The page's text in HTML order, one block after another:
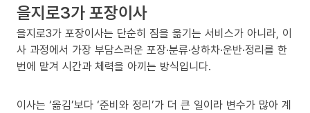
을지로3가 포장이사
을지로3가 포장이사는 단순히 짐을 옮기는 서비스가 아니라, 이
사 과정에서 가장 부담스러운 포장·분류·상하차·운반·정리를 한
번에 맡겨 시간과 체력을 아끼는 방식입니다.
이사는 ‘옮김’보다 ‘준비와 정리’가 더 큰 일이라 변수가 많아 계